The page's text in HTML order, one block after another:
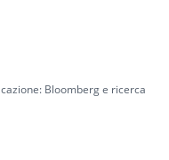
Bloomberg e ricerca